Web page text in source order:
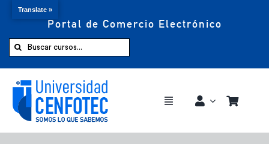
Portal de Comercio Electrónico
Buscar:
Toggle
Comprar ahora
Translate »